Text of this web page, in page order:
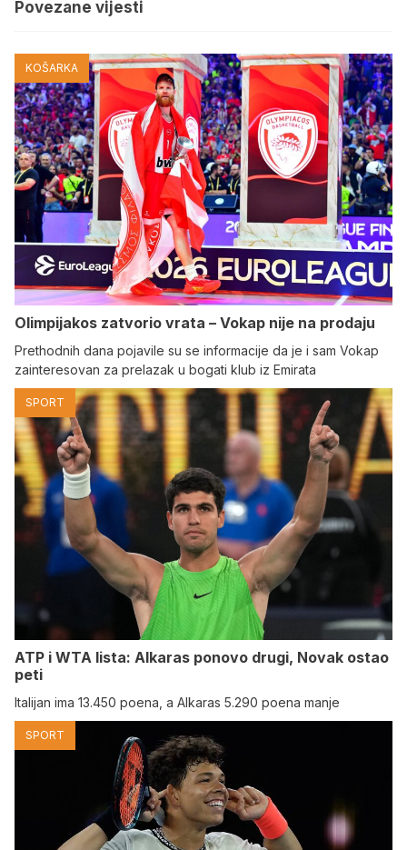
Povezane vijesti
KOŠARKA
Olimpijakos zatvorio vrata – Vokap nije na prodaju
Prethodnih dana pojavile su se informacije da je i sam Vokap
zainteresovan za prelazak u bogati klub iz Emirata
SPORT
ATP i WTA lista: Alkaras ponovo drugi, Novak ostao
peti
Italijan ima 13.450 poena, a Alkaras 5.290 poena manje
SPORT